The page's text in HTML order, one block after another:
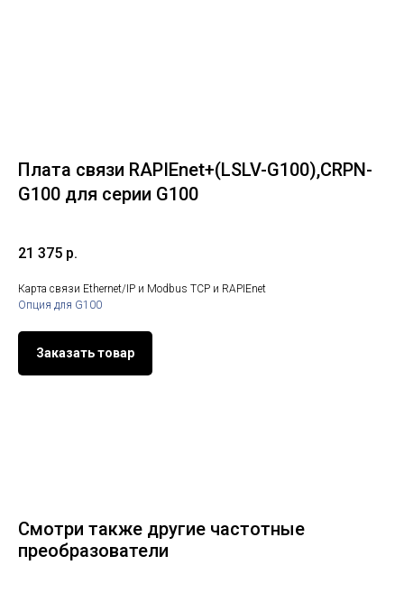
Плата связи RAPIEnet+(LSLV-G100),CRPN-
G100 для серии G100
21 375 р.
Карта связи Ethernet/IP и Modbus TCP и RAPIEnet
Опция для G100
Заказать товар
Смотри также другие частотные
преобразователи